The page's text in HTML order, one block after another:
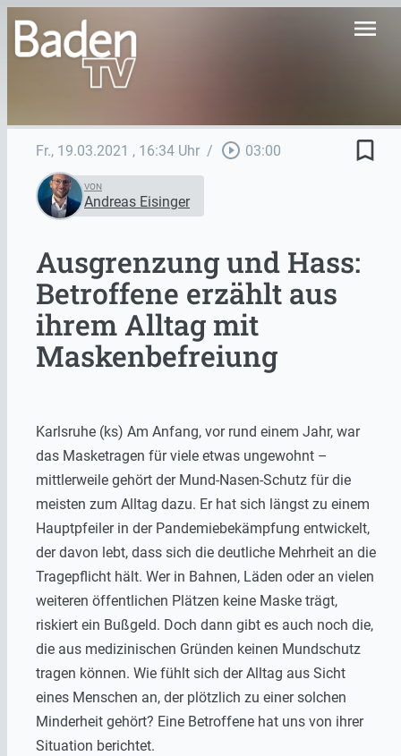
menu
Fr., 19.03.2021 , 16:34 Uhr / play_circle_outline 03:00 bookmark_border
VON
Andreas Eisinger
Ausgrenzung und Hass:
Betroffene erzählt aus
ihrem Alltag mit
Maskenbefreiung
Karlsruhe (ks) Am Anfang, vor rund einem Jahr, war
das Masketragen für viele etwas ungewohnt –
mittlerweile gehört der Mund-Nasen-Schutz für die
meisten zum Alltag dazu. Er hat sich längst zu einem
Hauptpfeiler in der Pandemiebekämpfung entwickelt,
der davon lebt, dass sich die deutliche Mehrheit an die
Tragepflicht hält. Wer in Bahnen, Läden oder an vielen
weiteren öffentlichen Plätzen keine Maske trägt,
riskiert ein Bußgeld. Doch dann gibt es auch noch die,
die aus medizinischen Gründen keinen Mundschutz
tragen können. Wie fühlt sich der Alltag aus Sicht
eines Menschen an, der plötzlich zu einer solchen
Minderheit gehört? Eine Betroffene hat uns von ihrer
Situation berichtet.